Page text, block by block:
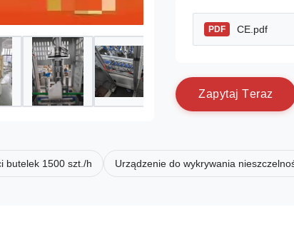
PDF CE.pdf
Zapytaj Teraz
butelek 1500 szt./h Urządzenie do wykrywania